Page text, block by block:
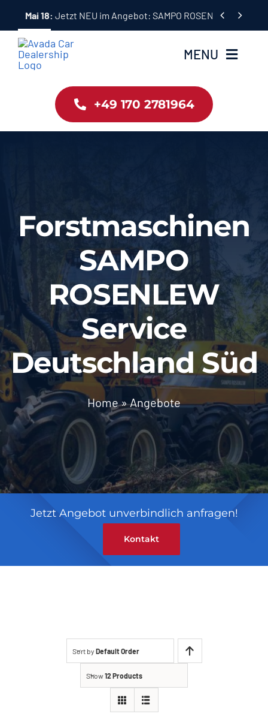
content
Mai 18: Jetzt NEU im Angebot: SAMPO ROSENLEW
 
MENU
Partner: Forstbetrieb Tränkl
+49 170 2781964
Forstmaschinen
SAMPO
ROSENLEW
Service
Deutschland Süd
Home»Angebote
Jetzt Angebot unverbindlich anfragen!
Kontakt
Sort by Default Order
Show12 Products